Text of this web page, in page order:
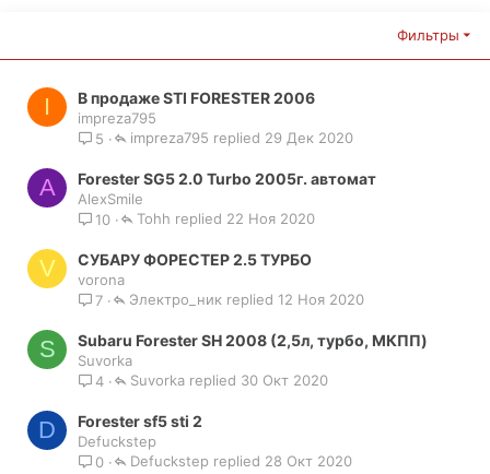
Фильтры
I В продаже STI FORESTER 2006
impreza795
5
29 Дек 2020
impreza795
A Forester SG5 2.0 Turbo 2005г. автомат
AlexSmile
10
22 Ноя 2020
Tohh
V СУБАРУ ФОРЕСТЕР 2.5 ТУРБО
vorona
7
12 Ноя 2020
Электро_ник
S Subaru Forester SH 2008 (2,5л, турбо, МКПП)
Suvorka
4
30 Окт 2020
Suvorka
D Forester sf5 sti 2
Defuckstep
0
28 Окт 2020
Defuckstep